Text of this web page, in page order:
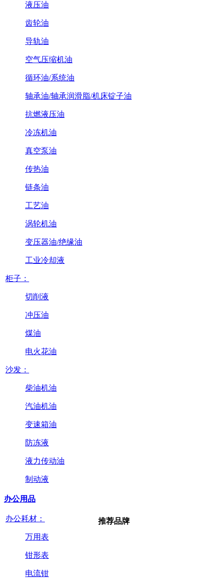
液压油
齿轮油
导轨油
空气压缩机油
循环油/系统油
轴承油/轴承润滑脂/机床锭子油
抗燃液压油
冷冻机油
真空泵油
传热油
链条油
工艺油
涡轮机油
变压器油/绝缘油
工业冷却液
柜子：
切削液
冲压油
煤油
电火花油
沙发：
柴油机油
汽油机油
变速箱油
防冻液
液力传动油
制动液
办公用品
办公耗材：
万用表
钳形表
电流钳
推荐品牌